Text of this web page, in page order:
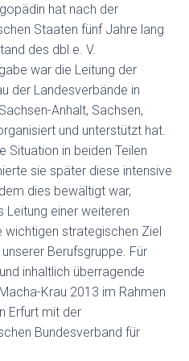
hat nach der
Staaten fünf Jahre lang
des dbl e. V.
war die Leitung der
der Landesverbände in
Anhalt, Sachsen,
und unterstützt hat.
Situation in beiden Teilen
sie später diese intensive
dies bewältigt war,
einer weiteren
strategischen Ziel
Berufsgruppe. Für
inhaltlich überragende
Krau 2013 im Rahmen
Erfurt mit der
Bundesverband für